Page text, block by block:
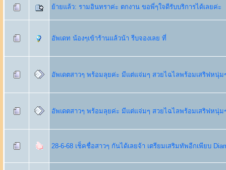
ย้ายแล้ว: รามอินทราค่ะ ตกงาน ขอพี่ๆใจดีรับบริการได้เลยค่ะ
อัพเดท น้องๆเข้าร้านแล้วน้า รีบจองเลย ที่
อัพเดตสาวๆ พร้อมลุยค่ะ มีแต่แจ่มๆ สวยไฉไลพร้อมเสริฟหนุ่ม
อัพเดตสาวๆ พร้อมลุยค่ะ มีแต่แจ่มๆ สวยไฉไลพร้อมเสริฟหนุ่ม
28-6-68 เช็คชื่อสาวๆ กันได้เลยจ้า เตรียมเสริมทัพอีกเพียบ